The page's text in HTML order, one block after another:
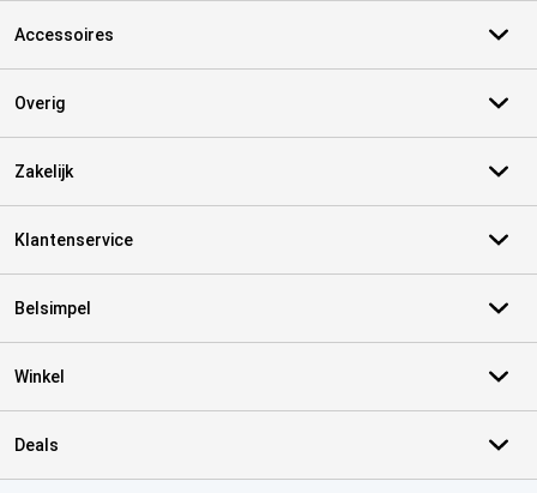
Accessoires
Overig
Zakelijk
Klantenservice
Belsimpel
Winkel
Deals